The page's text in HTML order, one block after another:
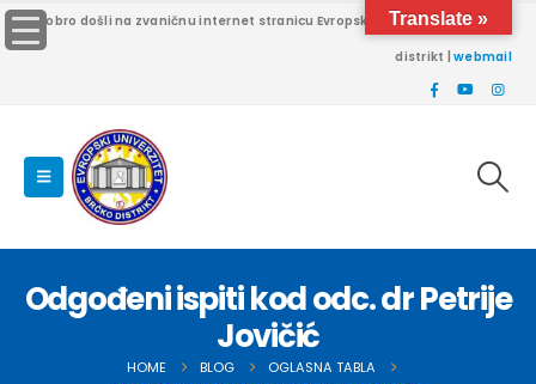
Dobro došli na zvaničnu internet stranicu Evropskog univerziteta Brčko
distrikt |webmail
Odgođeni ispiti kod odc. dr Petrije
Jovičić
HOME BLOG
OGLASNA TABLA
Translate »